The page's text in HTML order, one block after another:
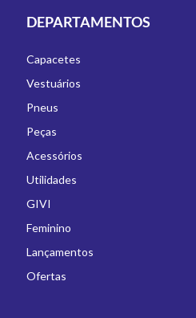
DEPARTAMENTOS
Capacetes
Vestuários
Pneus
Peças
Acessórios
Utilidades
GIVI
Feminino
Lançamentos
Ofertas